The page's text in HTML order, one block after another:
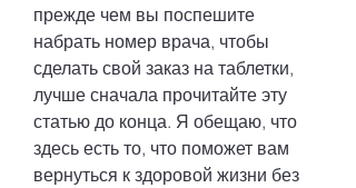
прежде чем вы поспешите
набрать номер врача, чтобы
сделать свой заказ на таблетки,
лучше сначала прочитайте эту
статью до конца. Я обещаю, что
здесь есть то, что поможет вам
вернуться к здоровой жизни без